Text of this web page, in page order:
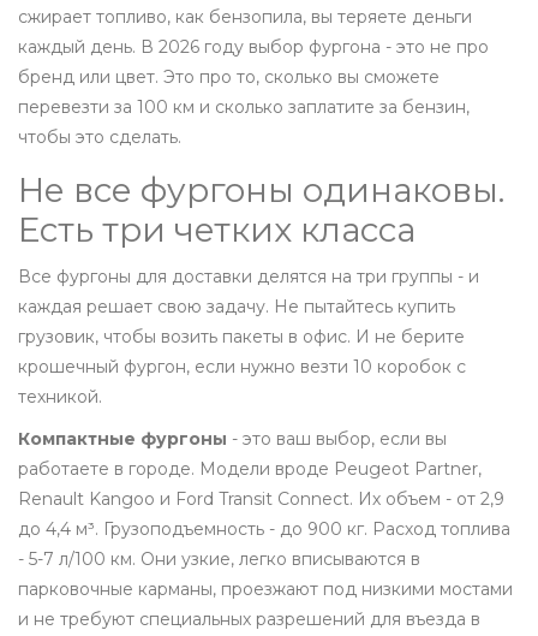
сжирает топливо, как бензопила, вы теряете деньги
каждый день. В 2026 году выбор фургона - это не про
бренд или цвет. Это про то, сколько вы сможете
перевезти за 100 км и сколько заплатите за бензин,
чтобы это сделать.
Не все фургоны одинаковы.
Есть три четких класса
Все фургоны для доставки делятся на три группы - и
каждая решает свою задачу. Не пытайтесь купить
грузовик, чтобы возить пакеты в офис. И не берите
крошечный фургон, если нужно везти 10 коробок с
техникой.
Компактные фургоны - это ваш выбор, если вы
работаете в городе. Модели вроде Peugeot Partner,
Renault Kangoo и Ford Transit Connect. Их объем - от 2,9
до 4,4 м³. Грузоподъемность - до 900 кг. Расход топлива
- 5-7 л/100 км. Они узкие, легко вписываются в
парковочные карманы, проезжают под низкими мостами
и не требуют специальных разрешений для въезда в